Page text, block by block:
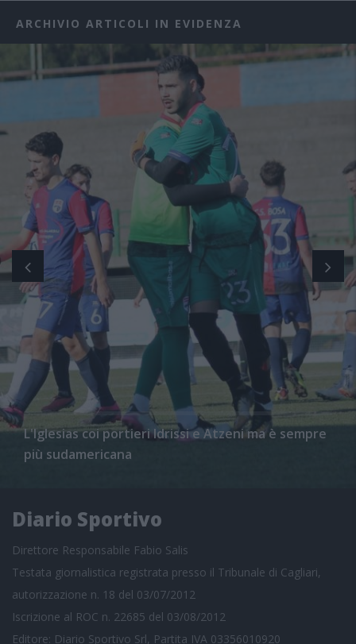
ARCHIVIO ARTICOLI IN EVIDENZA
L'Iglesias coi portieri Idrissi e Atzeni ma è sempre
più sudamericana
Diario Sportivo
Direttore Responsabile Fabio Salis
Testata giornalistica registrata presso il Tribunale di Cagliari,
autorizzazione n. 18 del 03/07/2012
Iscrizione al ROC n. 22685 del 03/08/2012
Editore: Diario Sportivo Srl, Partita IVA 03356010920